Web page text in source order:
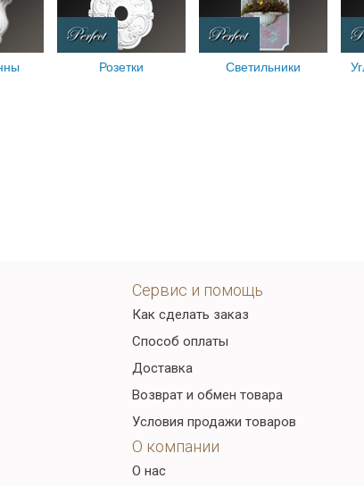
Розетки Светильники
Сервис и помощь
Как сделать заказ
Способ оплаты
Доставка
Возврат и обмен товара
Условия продажи товаров
О компании
О нас